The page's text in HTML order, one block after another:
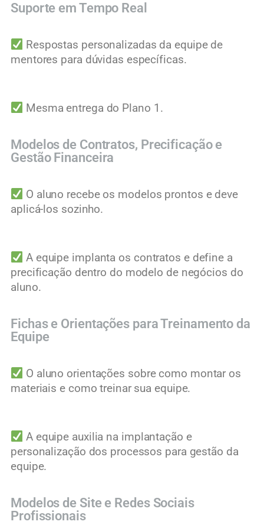
Suporte em Tempo Real
Respostas personalizadas da equipe de
mentores para dúvidas específicas.
Mesma entrega do Plano 1.
Modelos de Contratos, Precificação e
Gestão Financeira
O aluno recebe os modelos prontos e deve
aplicá-los sozinho.
A equipe implanta os contratos e define a
precificação dentro do modelo de negócios do
aluno.
Fichas e Orientações para Treinamento da
Equipe
O aluno orientações sobre como montar os
materiais e como treinar sua equipe.
A equipe auxilia na implantação e
personalização dos processos para gestão da
equipe.
Modelos de Site e Redes Sociais
Profissionais